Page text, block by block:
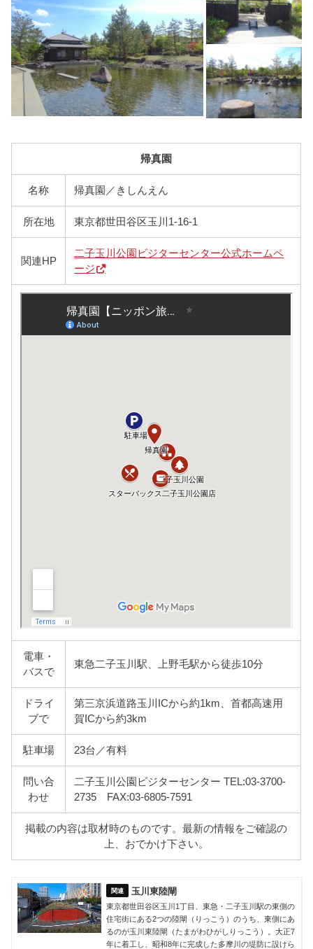
帰真園
名称 帰真園／きしんえん
所在地 東京都世田谷区玉川1-16-1
関連HP
二子玉川公園ビジターセンター公式ホームペ
ージ
電車・
バスで
東急二子玉川駅、上野毛駅から徒歩10分
ドライ
ブで
第三京浜道路玉川ICから約1km、首都高速用
賀ICから約3km
駐車場 23台／有料
問い合
わせ
二子玉川公園ビジターセンター TEL:03-3700-
2735 FAX:03-6805-7591
掲載の内容は取材時のものです。最新の情報をご確認の
上、おでかけ下さい。
玉川東陸閘
東京都世田谷区玉川1丁目、東急・二子玉川駅の東側の
住宅街にある2つの陸閘（りっこう）のうち、東側にあ
るのが玉川東陸閘（たまがわひがしりっこう）。大正7
年に着工し、昭和8年に完成した多摩川の堤防に設けら